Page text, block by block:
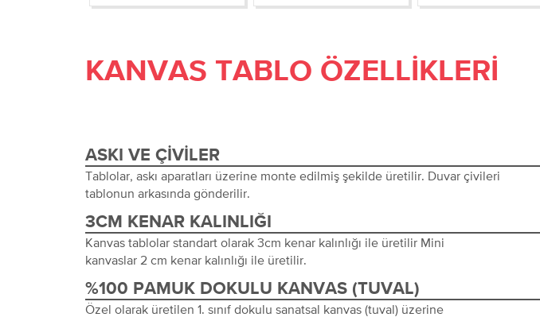
KANVAS TABLO ÖZELLIKLERI
ASKI VE ÇIVILER
Tablolar, askı aparatları üzerine monte edilmiş şekilde üretilir. Duvar çivileri
tablonun arkasında gönderilir.
3CM KENAR KALINLIĞI
Kanvas tablolar standart olarak 3cm kenar kalınlığı ile üretilir Mini
kanvaslar 2 cm kenar kalınlığı ile üretilir.
%100 PAMUK DOKULU KANVAS (TUVAL)
Özel olarak üretilen 1. sınıf dokulu sanatsal kanvas (tuval) üzerine